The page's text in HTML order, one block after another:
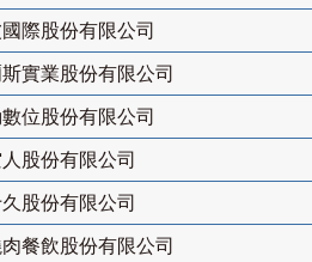
際股份有限公司
實業股份有限公司
位股份有限公司
股份有限公司
股份有限公司
餐飲股份有限公司